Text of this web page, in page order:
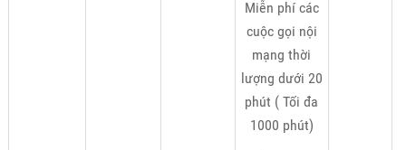
Miễn phí các
cuộc gọi nội
mạng thời
lượng dưới 20
phút ( Tối đa
1000 phút)